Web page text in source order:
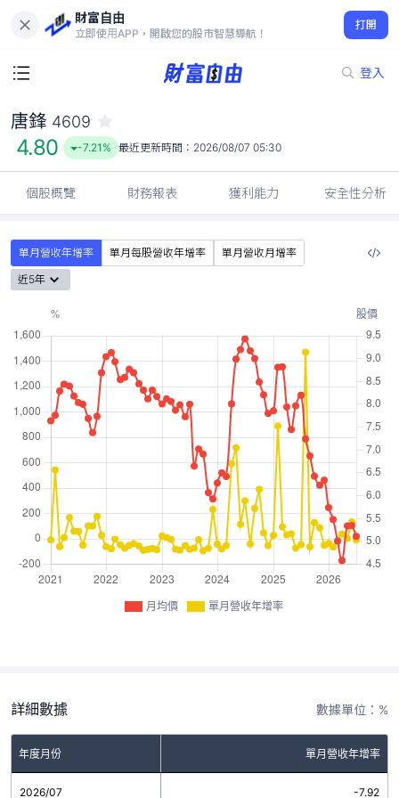
財富自由
立即使用APP，開啟您的股市智慧導航！
打開
登入
4.80
-7.21%
唐鋒 4609
4.80 -7.21% 最近更新時間： 2026/08/07 05:30
個股概覽 財務報表 獲利能力 安全性分析
單月營收年增率 單月每股營收年增率
單月營收月增率
近5年
月均價 單月營收年增率
詳細數據 數據單位：%
年度月份 單月營收年增率
2026/07 -7.92